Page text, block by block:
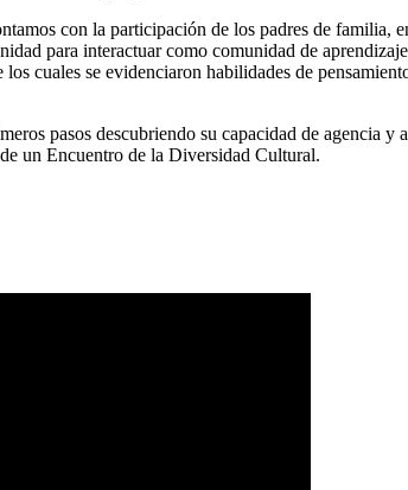
con la participación de los padres de familia,
para interactuar como comunidad de
cuales se evidenciaron habilidades de
pasos descubriendo su capacidad de agencia y
un Encuentro de la Diversidad Cultural.